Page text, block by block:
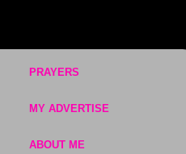
PRAYERS
MY ADVERTISE
ABOUT ME